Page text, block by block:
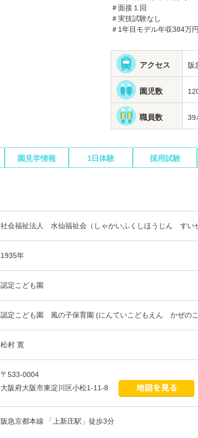
＃面接１回
＃実技試験なし
＃1年目モデル年収384万円
アクセス 阪
園児数
職員数 39
園見学情報 1日体験 採用試験
社会福祉法人 水仙福祉会（しゃかいふくしほうじん すい
1935年
認定こども園
認定こども園 風の子保育園 (にんていこどもえん かぜの
松村 寛
〒533-0004
大阪府大阪市東淀川区小松1-11-8
阪急京都本線 「上新庄駅」徒歩3分